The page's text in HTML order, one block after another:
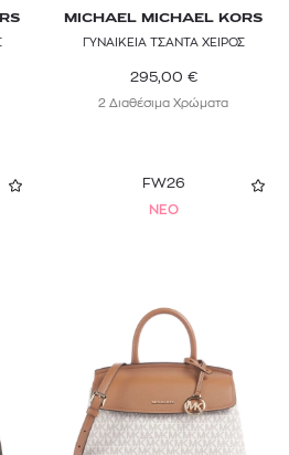
MICHAEL MICHAEL KORS
ΓΥΝΑΙΚΕΙΑ ΤΣΑΝΤΑ ΧΕΙΡΟΣ
295,00 €
2 Διαθέσιμα Χρώματα
FW26
NEO